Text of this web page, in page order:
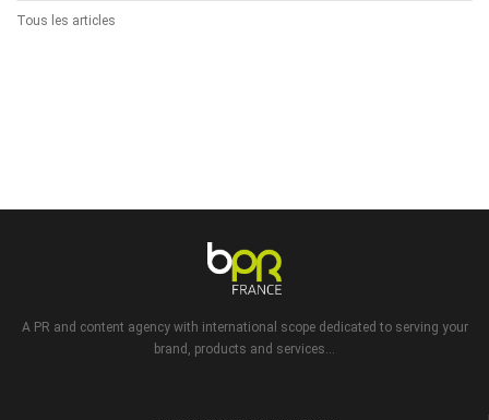
Tous les articles
A PR and content agency with international scope dedicated to serving your
brand, products and services...